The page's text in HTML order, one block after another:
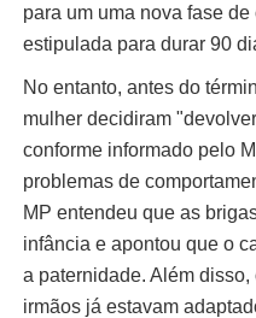
para um uma nova fase
estipulada para durar 90
No entanto, antes do
mulher decidiram
conforme informado pelo
problemas de
MP entendeu que as
infância e apontou que o
a paternidade. Além
irmãos já estavam